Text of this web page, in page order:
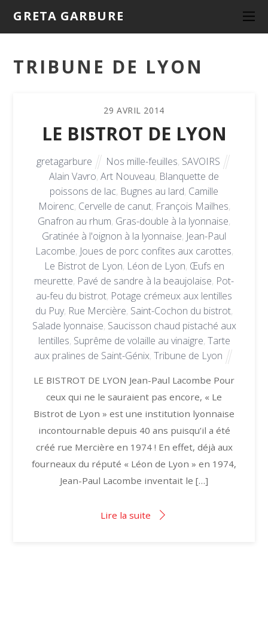
GRETA GARBURE
TRIBUNE DE LYON
29 AVRIL 2014
LE BISTROT DE LYON
gretagarbure Nos mille-feuilles, SAVOIRS
Alain Vavro, Art Nouveau, Blanquette de
poissons de lac, Bugnes au lard, Camille
Moirenc, Cervelle de canut, François Mailhes,
Gnafron au rhum, Gras-double à la lyonnaise,
Gratinée à l'oignon à la lyonnaise, Jean-Paul
Lacombe, Joues de porc confites aux carottes,
Le Bistrot de Lyon, Léon de Lyon, Œufs en
meurette, Pavé de sandre à la beaujolaise, Pot-
au-feu du bistrot, Potage crémeux aux lentilles
du Puy, Rue Mercière, Saint-Cochon du bistrot,
Salade lyonnaise, Saucisson chaud pistaché aux
lentilles, Suprême de volaille au vinaigre, Tarte
aux pralines de Saint-Génix,Tribune de Lyon
LE BISTROT DE LYON Jean-Paul Lacombe Pour
ceux qui ne le sauraient pas encore, « Le
Bistrot de Lyon » est une institution lyonnaise
incontournable depuis 40 ans puisqu’il a été
créé rue Mercière en 1974 ! En effet, déjà aux
fourneaux du réputé « Léon de Lyon » en 1974,
Jean-Paul Lacombe inventait le […]
Lire la suite